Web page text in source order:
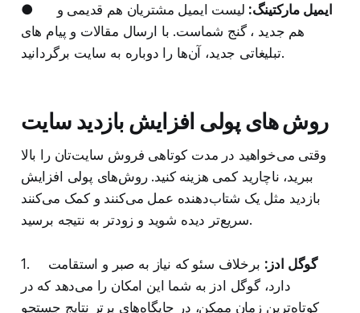
● ایمیل مارکتینگ: لیست ایمیل مشتریان هم قدیمی و
هم جدید ، گنج شماست. با ارسال مقالات و پیام های
تبلیغاتی جدید، آن‌ها را دوباره به سایت برگردانید.
روش های پولی افزایش بازدید سایت
وقتی می‌خواهید در مدت کوتاهی فروش سایت‌تان را بالا
ببرید، ناچارید کمی هزینه کنید. روش‌های پولی افزایش
بازدید مثل یک شتاب‌دهنده عمل می‌کنند و کمک می‌کنند
سریع‌تر دیده شوید و زودتر به نتیجه برسید.
1. گوگل ادز: برخلاف سئو که نیاز به صبر و استقامت
دارد، گوگل ادز به شما این امکان را می‌دهد که در
کوتاه‌ترین زمان ممکن، در جایگاه‌های برتر نتایج جستجو